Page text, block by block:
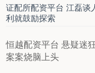
证配所配资平台 江磊谈
利就鼓励探索
恒越配资平台 悬疑迷
案案烧脑上头